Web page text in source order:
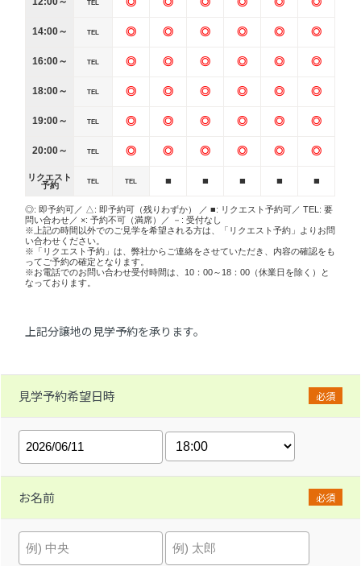
TEL
14:00～ TEL ◎ ◎ ◎ ◎ ◎ ◎
16:00～ TEL ◎ ◎ ◎ ◎ ◎ ◎
18:00～ TEL ◎ ◎ ◎ ◎ ◎ ◎
19:00～ TEL ◎ ◎ ◎ ◎ ◎ ◎
20:00～ TEL ◎ ◎ ◎ ◎ ◎ ◎
リクエスト
予約
TEL TEL ■ ■ ■ ■ ■
◎: 即予約可／ △: 即予約可（残りわずか） ／ ■: リクエスト予約可／ TEL: 要
問い合わせ／ ×: 予約不可（満席）／ －: 受付なし
※上記の時間以外でのご見学を希望される方は、「リクエスト予約」よりお問
い合わせください。
※「リクエスト予約」は、弊社からご連絡をさせていただき、内容の確認をも
ってご予約の確定となります。
※お電話でのお問い合わせ受付時間は、10：00～18：00（休業日を除く）と
なっております。
上記分譲地の見学予約を承ります。
見学予約希望日時 必須
お名前 必須